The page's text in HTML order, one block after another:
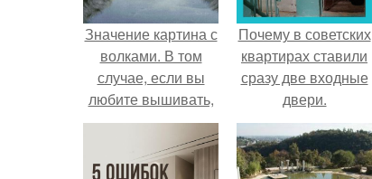
Значение картина с
волками. В том
случае, если вы
любите вышивать,
то наверняка
задумывались о
том, что означает та
Почему в советских
квартирах ставили
сразу две входные
двери.